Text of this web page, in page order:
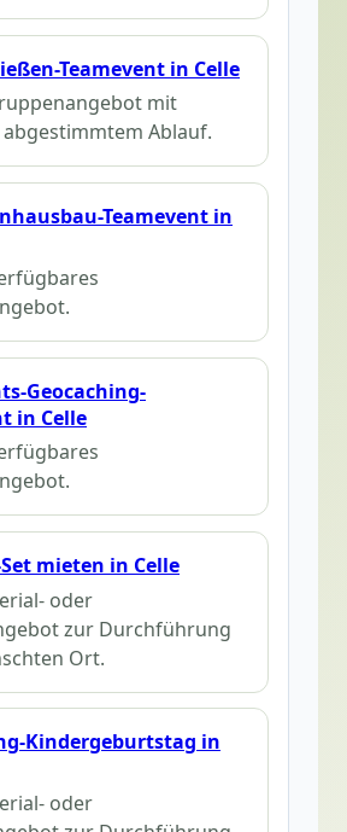
Teamevent in Celle
mit
Ablauf.
Teamevent in
Geocaching-
in Celle
mieten in Celle
oder
zur Durchführung
Ort.
Kindergeburtstag in
oder